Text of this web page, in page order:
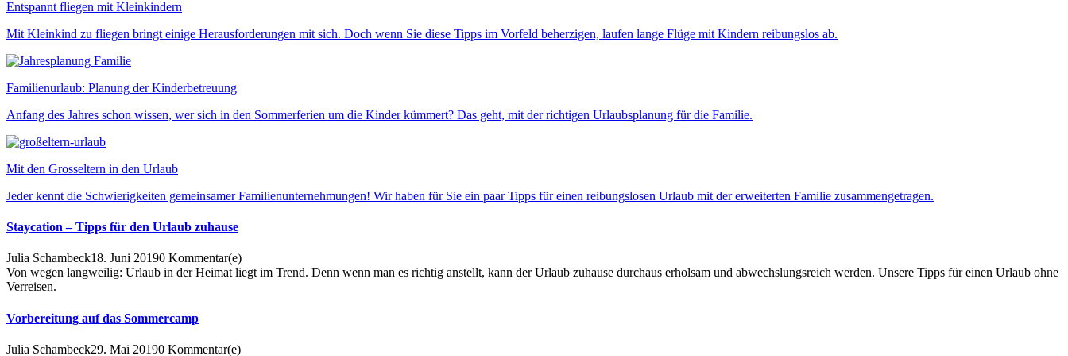
Entspannt fliegen mit Kleinkindern
Mit Kleinkind zu fliegen bringt einige Herausforderungen mit sich. Doch wenn Sie diese Tipps im Vorfeld beherzigen, laufen lange Flüge mit Kindern reibungslos ab.
Familienurlaub: Planung der Kinderbetreuung
Anfang des Jahres schon wissen, wer sich in den Sommerferien um die Kinder kümmert? Das geht, mit der richtigen Urlaubsplanung für die Familie.
Mit den Grosseltern in den Urlaub
Jeder kennt die Schwierigkeiten gemeinsamer Familienunternehmungen! Wir haben für Sie ein paar Tipps für einen reibungslosen Urlaub mit der erweiterten Familie zusammengetragen.
Staycation – Tipps für den Urlaub zuhause
Julia Schambeck18. Juni 20190 Kommentar(e)
Von wegen langweilig: Urlaub in der Heimat liegt im Trend. Denn wenn man es richtig anstellt, kann der Urlaub zuhause durchaus erholsam und abwechslungsreich werden. Unsere Tipps für einen Urlaub ohne
Verreisen.
Vorbereitung auf das Sommercamp
Julia Schambeck29. Mai 20190 Kommentar(e)